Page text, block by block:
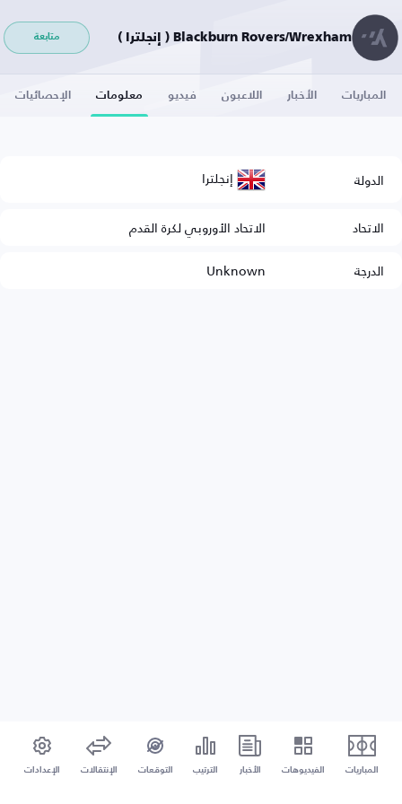
Blackburn Rovers/Wrexham ( إنجلترا ) متابعة
المباريات الأخبار اللاعبون فيديو معلومات الإحصائيات
الدولة إنجلترا
الاتحاد
الاتحاد الأوروبي لكرة القدم
الدرجة
Unknown
المباريات الفيديوهات الأخبار الترتيب التوقعات الإنتقالات الإعدادات